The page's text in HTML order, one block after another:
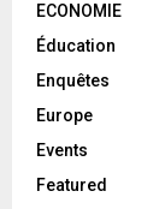
ECONOMIE
Éducation
Enquêtes
Europe
Events
Featured